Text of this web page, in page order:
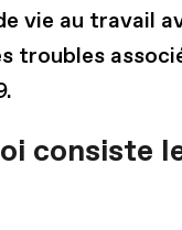
vie au travail
troubles
consiste